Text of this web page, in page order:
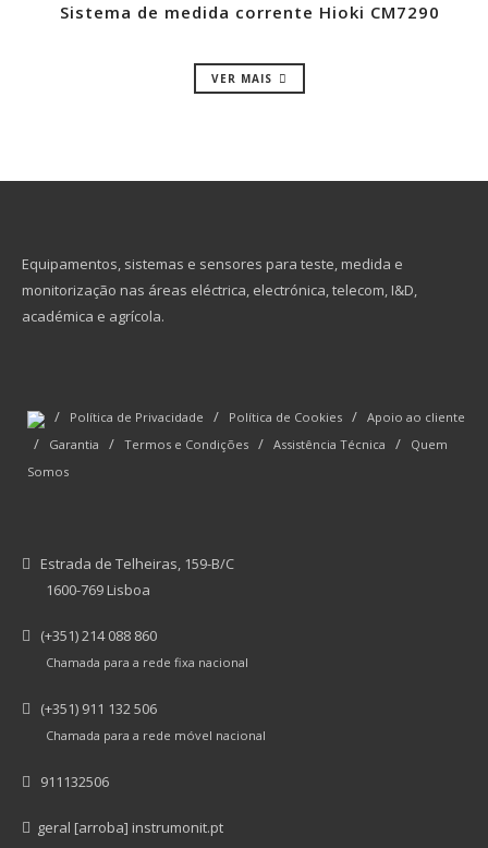
Sistema de medida corrente Hioki CM7290
VER MAIS
Equipamentos, sistemas e sensores para teste, medida e
monitorização nas áreas eléctrica, electrónica, telecom, I&D,
académica e agrícola.
/ Política de Privacidade / Política de Cookies / Apoio ao cliente
/ Garantia / Termos e Condições / Assistência Técnica /
Quem
Somos
Estrada de Telheiras, 159-B/C
1600-769 Lisboa
(+351) 214 088 860
Chamada para a rede fixa nacional
(+351) 911 132 506
Chamada para a rede móvel nacional
911132506
geral [arroba] instrumonit.pt